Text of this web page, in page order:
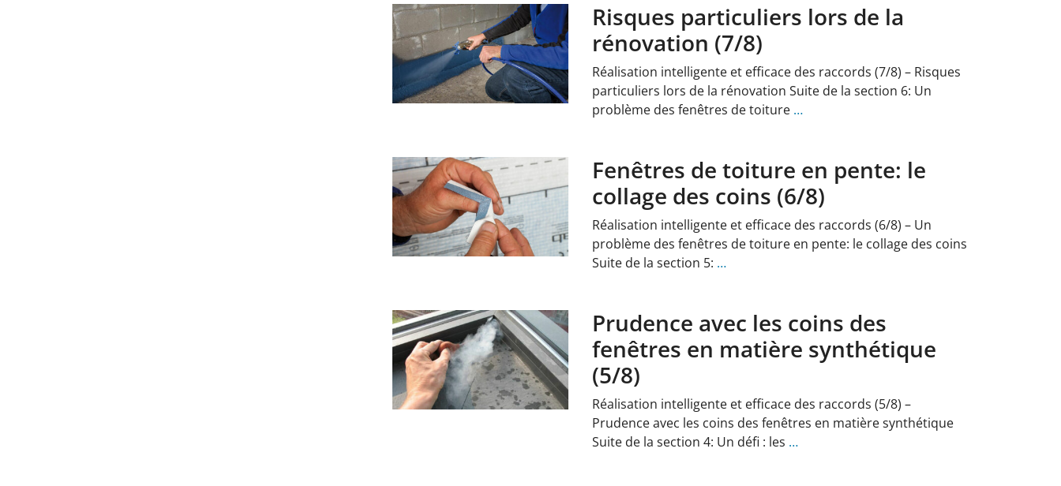
Risques particuliers lors de la
rénovation (7/8)
Réalisation intelligente et efficace des raccords (7/8) – Risques
particuliers lors de la rénovation Suite de la section 6: Un
problème des fenêtres de toiture …
Fenêtres de toiture en pente: le
collage des coins (6/8)
Réalisation intelligente et efficace des raccords (6/8) – Un
problème des fenêtres de toiture en pente: le collage des coins
Suite de la section 5: …
Prudence avec les coins des
fenêtres en matière synthétique
(5/8)
Réalisation intelligente et efficace des raccords (5/8) –
Prudence avec les coins des fenêtres en matière synthétique
Suite de la section 4: Un défi : les …